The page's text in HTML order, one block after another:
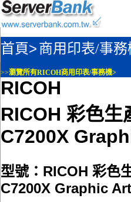
首頁>商用印表/事務
>>瀏覽所有RICOH商用印表/事務機>
RICOH
RICOH 彩色生
C7200X
型號：RICOH 彩色
C7200X Graphic